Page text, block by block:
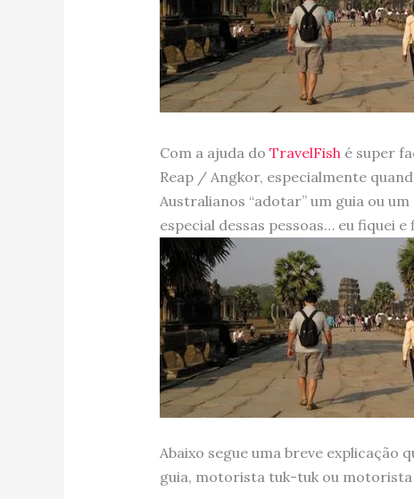
Com a ajuda do TravelFishé super
Reap / Angkor, especialmente
Australianos “adotar” um guia ou
especial dessas pessoas… eu fiquei
Abaixo segue uma breve explicação
guia, motorista tuk-tuk ou